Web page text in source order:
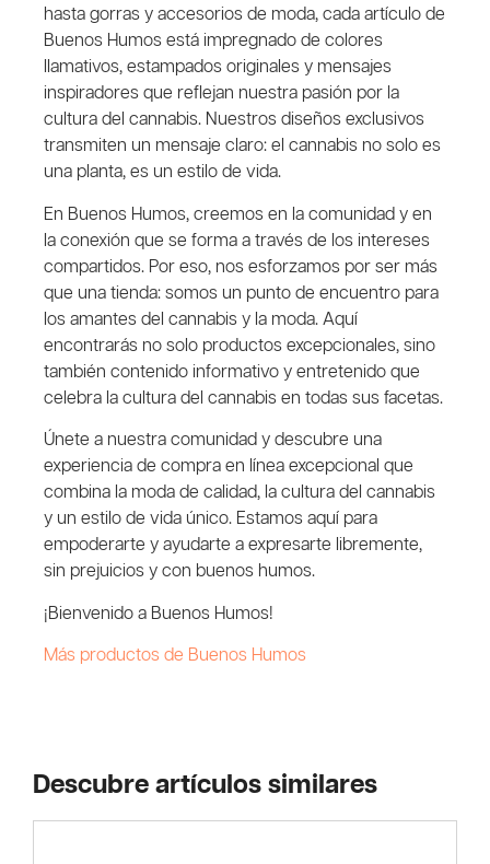
hasta gorras y accesorios de moda, cada artículo de
Buenos Humos está impregnado de colores
llamativos, estampados originales y mensajes
inspiradores que reflejan nuestra pasión por la
cultura del cannabis. Nuestros diseños exclusivos
transmiten un mensaje claro: el cannabis no solo es
una planta, es un estilo de vida.
En Buenos Humos, creemos en la comunidad y en
la conexión que se forma a través de los intereses
compartidos. Por eso, nos esforzamos por ser más
que una tienda: somos un punto de encuentro para
los amantes del cannabis y la moda. Aquí
encontrarás no solo productos excepcionales, sino
también contenido informativo y entretenido que
celebra la cultura del cannabis en todas sus facetas.
Únete a nuestra comunidad y descubre una
experiencia de compra en línea excepcional que
combina la moda de calidad, la cultura del cannabis
y un estilo de vida único. Estamos aquí para
empoderarte y ayudarte a expresarte libremente,
sin prejuicios y con buenos humos.
¡Bienvenido a Buenos Humos!
Más productos de Buenos Humos
Descubre artículos similares